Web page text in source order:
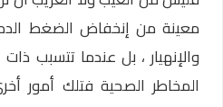
معينة من إنخفاض الضغط
والإنهيار ، بل عندما تتسبب
المخاطر الصحية فتلك أمور